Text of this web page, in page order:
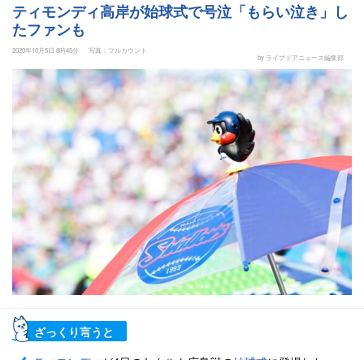
ティモンディ高岸が始球式で号泣「もらい泣き」し
たファンも
2020年10月5日 8時45分
写真：フルカウント
by ライブドアニュース編集部
ざっくり言うと